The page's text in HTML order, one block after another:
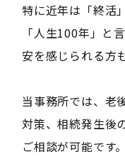
特に近年は「終活
「人生100年」と
安を感じられる方
当事務所では、老
対策、相続発生後
ご相談が可能です